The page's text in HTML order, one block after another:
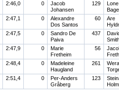
2:46,0 0
Jacob
Johansen
129
Lone
2:47,1 0
Alexandre
Dos Santos
60
Are
2:47,5 0
Sandro De
Paiva
437
2:47,9 0
Marie
Fretheim
56
2:48,4 0
Madeleine
Haugland
261
Wera
2:51,4 0
Per-Anders
Gråberg
123
Holm